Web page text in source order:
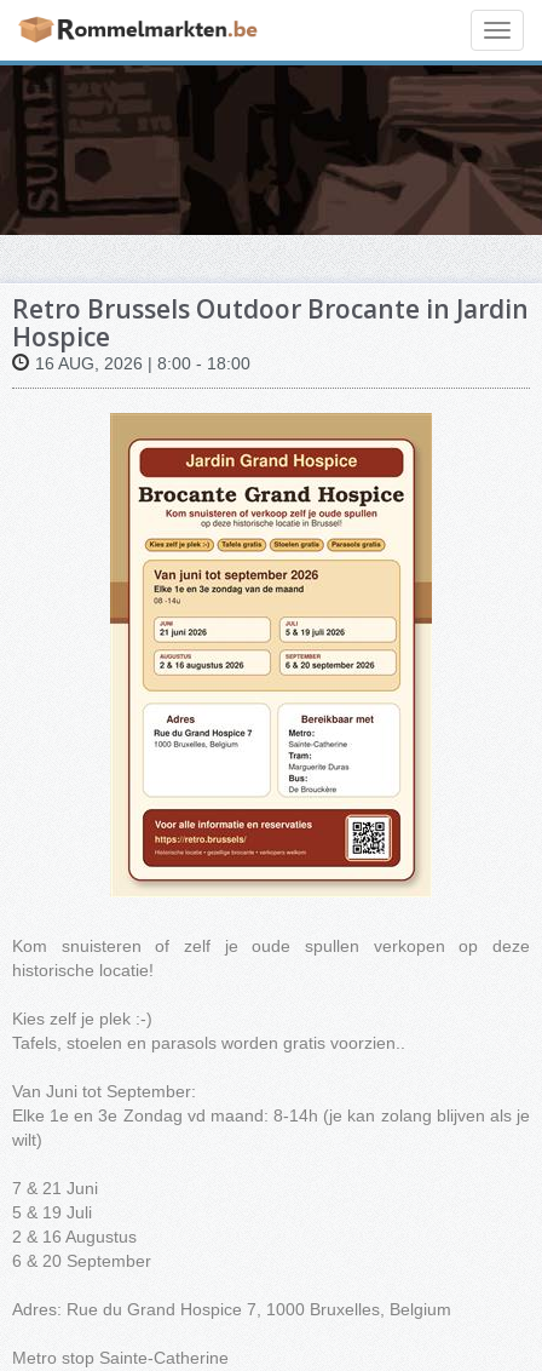
Retro Brussels Outdoor Brocante in Jardin
Hospice
16 AUG, 2026 | 8:00 - 18:00
Kom snuisteren of zelf je oude spullen verkopen op deze
historische locatie!
Kies zelf je plek :-)
Tafels, stoelen en parasols worden gratis voorzien..
Van Juni tot September:
Elke 1e en 3e Zondag vd maand: 8-14h (je kan zolang blijven als je
wilt)
7 & 21 Juni
5 & 19 Juli
2 & 16 Augustus
6 & 20 September
Adres: Rue du Grand Hospice 7, 1000 Bruxelles, Belgium
Metro stop Sainte-Catherine